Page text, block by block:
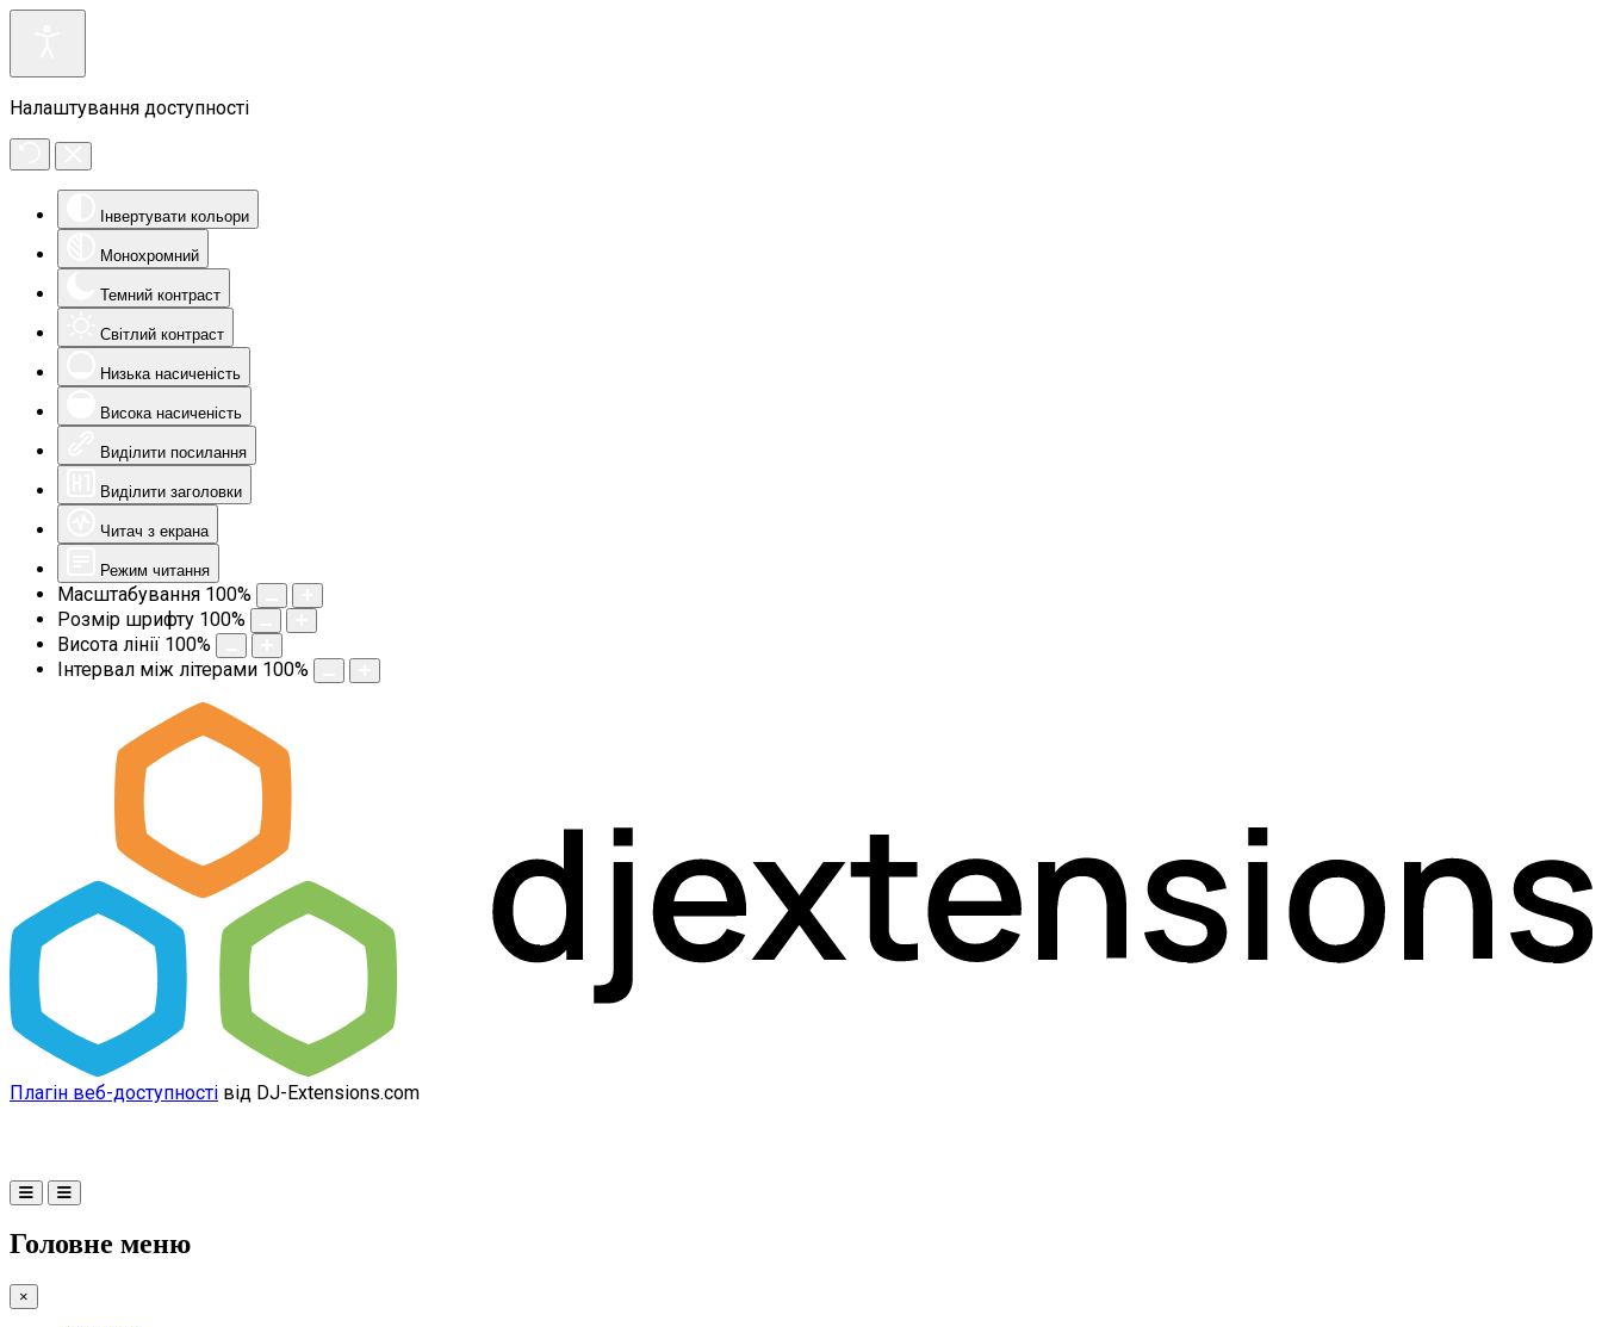
Налаштування доступності
Інвертувати кольори
Монохромний
Темний контраст
Світлий контраст
Низька насиченість
Висока насиченість
Виділити посилання
Виділити заголовки
Читач з екрана
Режим читання
Масштабування 100%
Розмір шрифту 100%
Висота лінії 100%
Інтервал між літерами 100%
Плагін веб-доступності від DJ-Extensions.com
Головне меню
×